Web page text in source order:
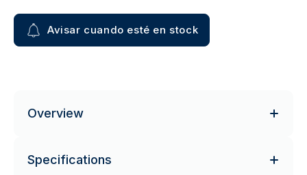
Avisar cuando esté en stock
Overview
Specifications